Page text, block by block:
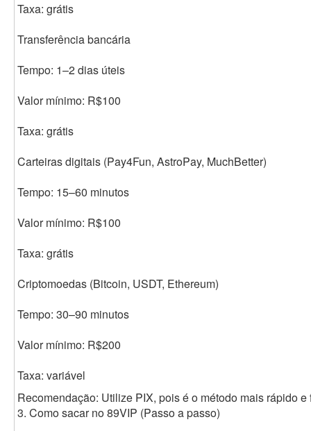
Taxa: grátis
Transferência bancária
Tempo: 1–2 dias úteis
Valor mínimo: R$100
Taxa: grátis
Carteiras digitais (Pay4Fun, AstroPay, MuchBetter)
Tempo: 15–60 minutos
Valor mínimo: R$100
Taxa: grátis
Criptomoedas (Bitcoin, USDT, Ethereum)
Tempo: 30–90 minutos
Valor mínimo: R$200
Taxa: variável
Recomendação: Utilize PIX, pois é o método mais rápido
3. Como sacar no 89VIP (Passo a passo)